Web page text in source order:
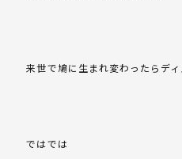
来世で鳩に生まれ変わったらデ
ではでは